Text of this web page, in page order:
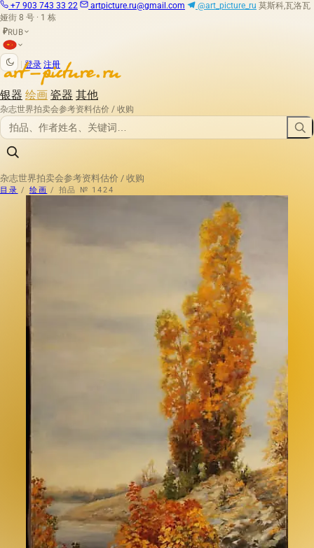
+7 903 743 33 22 artpicture.ru@gmail.com @art_picture_ru 莫斯科,瓦洛瓦
娅街 8 号 · 1 栋
₽RUB
登录 注册
银器 绘画 瓷器 其他
杂志世界拍卖会参考资料估价 / 收购
杂志世界拍卖会参考资料估价 / 收购
目录 / 绘画 / 拍品 № 1424